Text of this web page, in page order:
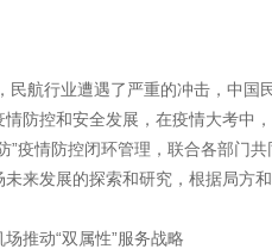
航行业遭遇了严重的冲击，中国
防控和安全发展，在疫情大考中
”疫情防控闭环管理，联合各部门
来发展的探索和研究，根据局方
推动“双属性”服务战略